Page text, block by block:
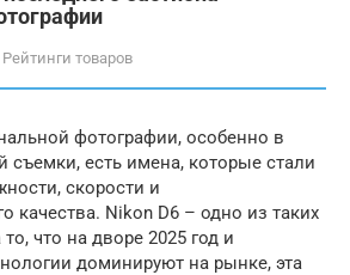
Рейтинги товаров
фотографии, особенно в
съемки, есть имена, которые стали
скорости и
качества. Nikon D6 – одно из таких
что на дворе 2025 год и
доминируют на рынке, эта